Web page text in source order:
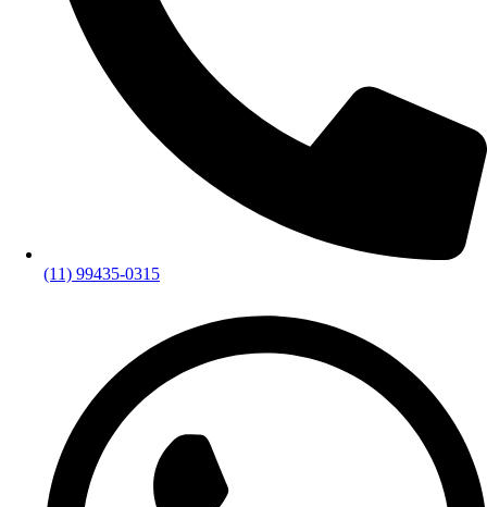
(11) 99435-0315